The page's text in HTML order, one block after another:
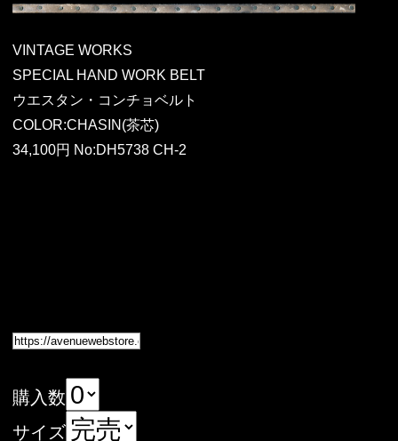
VINTAGE WORKS
SPECIAL HAND WORK BELT
ウエスタン・コンチョベルト
COLOR:CHASIN(茶芯)
34,100円 No:DH5738 CH-2
購入数
サイズ